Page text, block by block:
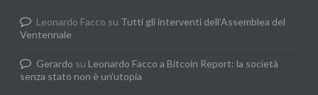
Leonardo Facco su Tutti gli interventi dell’Assemblea del
Ventennale
Gerardo su Leonardo Facco a Bitcoin Report: la società
senza stato non è un’utopia